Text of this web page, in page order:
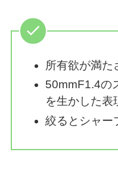
所有欲が満た
50mmF1.4の
を生かした表
絞るとシャー